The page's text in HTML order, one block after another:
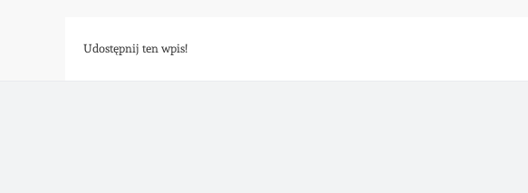
Udostępnij ten wpis!